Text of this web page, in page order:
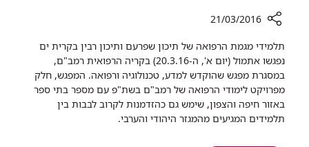
שיתוף
רמב"ם
מארח
מפגש
מדעי
21/03/2016
תלמידי מגמת הרפואה של תיכון שפרעם ותיכון רבין בקרית ים
נפגשו אתמול (יום א', ה-20.3.16) בקריה הרפואית רמב"ם,
במסגרת מפגש שהוקדש למדע, טכנולוגיה ורפואה. המפגש, חלק
מפרויקט לימודי הרפואה של רמב"ם בשת"פ עם מספר בתי ספר
באזור חיפה והצפון, שימש גם כהזדמנות לקרוב לבבות בין
תלמידים המגיעים מהמגזר היהודי והערבי.